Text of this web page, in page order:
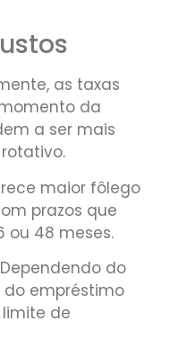
as taxas
da
a ser mais
maior fôlego
prazos que
ou 48 meses.
Dependendo do
empréstimo
de